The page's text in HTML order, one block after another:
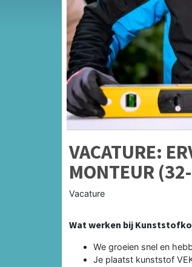
VACATURE:
MONTEUR
Vacature
Wat werken bij
We groeien snel en
Je plaatst kunststof